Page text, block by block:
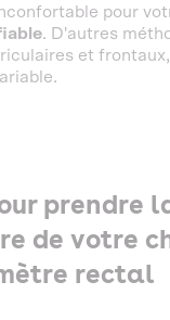
pour
. D'autres
et
prendre
de votre
rectal